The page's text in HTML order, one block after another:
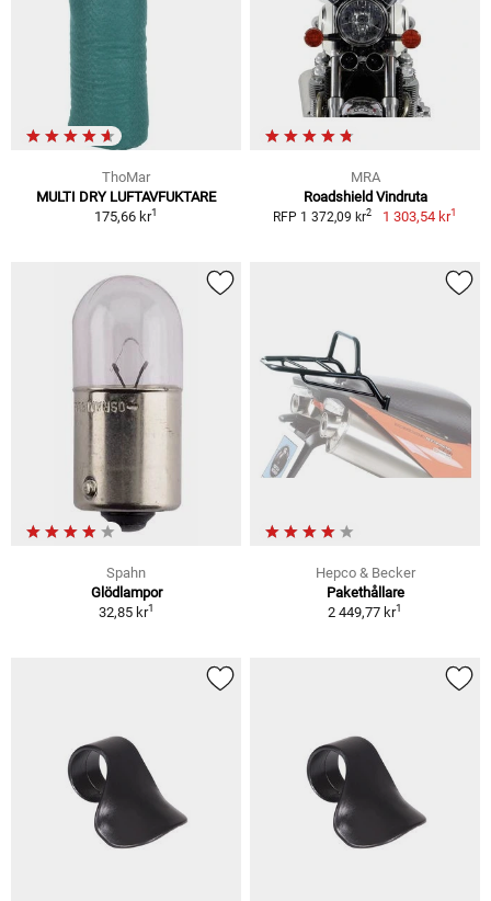
ThoMar
MULTI DRY LUFTAVFUKTARE
175,66 kr1
MRA
Roadshield Vindruta
RFP 1 372,09 kr2 1 303,54 kr1
Spahn
Glödlampor
32,85 kr1
Hepco & Becker
Pakethållare
2 449,77 kr1